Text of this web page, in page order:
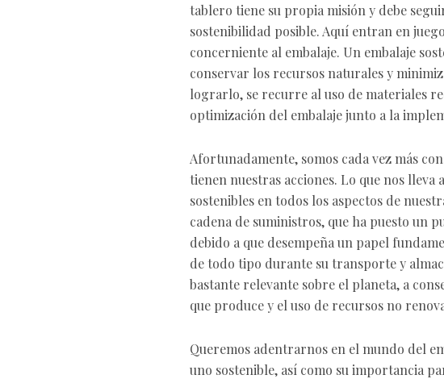
tablero tiene su propia misión y debe
sostenibilidad posible. Aquí entran en
concerniente al embalaje. Un embalaje
conservar los recursos naturales y
lograrlo, se recurre al uso de materiales
optimización del embalaje junto a la
Afortunadamente, somos cada vez más
tienen nuestras acciones. Lo que nos
sostenibles en todos los aspectos de
cadena de suministros, que ha puesto un
debido a que desempeña un papel
de todo tipo durante su transporte y
bastante relevante sobre el planeta, a
que produce y el uso de recursos no
Queremos adentrarnos en el mundo del
uno sostenible, así como su importancia